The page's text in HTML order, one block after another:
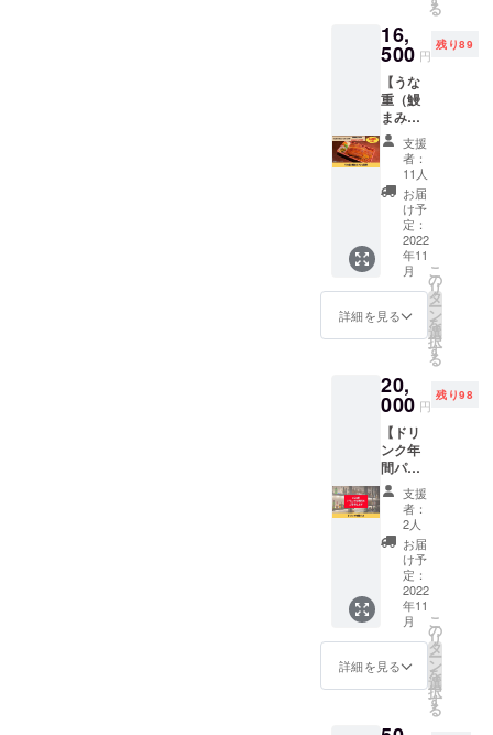
11月の
予定で
ご堪能
くださ
い！ ※
店頭で
のご利
用に限
らせて
いただ
きま
す。 ※
店舗ま
での交
通費は
支援者
さまの
ご負担
となり
から1年
以内に
くださ
い。
る
16,
500 円
残り89
【うな
重（鰻
まみ
れ）5回
券】
3,500円
お得！
うな重
（鰻ま
みれ）
の5回券
です。
「ご飯
になか
なかた
い！」
という
うれし
い体験
をぜ
ひ！ ※
店頭で
のご利
用に限
らせて
いただ
きま
す。 ※
店舗ま
での交
通費は
支援者
支援
者：
11人
お届
け予
定：
2022
年11
月
詳細を見る
こ
の
リ
タ
ー
ン
を
選
択
す
る
20,
000 円
残り98
【ドリ
ンク年
間パ
ス】 1
日1杯、
ドリン
クを無
料でご
提供い
たしま
す！ 美
味しい
うなぎ
と一緒
にお酒
支援
者：
2人
お届
け予
定：
2022
年11
月
詳細を見る
こ
の
リ
タ
ー
ン
を
選
択
す
る